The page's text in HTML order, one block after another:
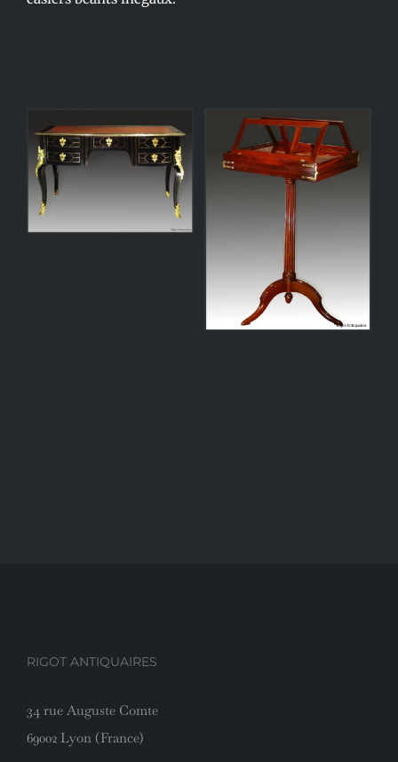
RIGOT ANTIQUAIRES
34 rue Auguste Comte
69002 Lyon (France)